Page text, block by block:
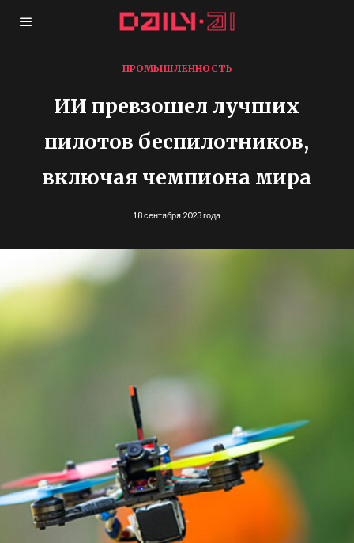
ПРОМЫШЛЕННОСТЬ
ИИ превзошел лучших
пилотов беспилотников,
включая чемпиона мира
18 сентября 2023 года